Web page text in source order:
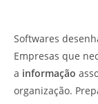
Softwares
Empresas que
a informação
organização.